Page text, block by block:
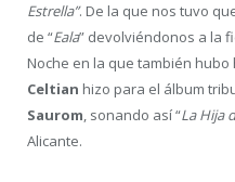
Estrella”. De la que nos tuvo
de “Eala” devolviéndonos a la
Noche en la que también
Celtian hizo para el álbum
Saurom, sonando así “La Hija
Alicante.